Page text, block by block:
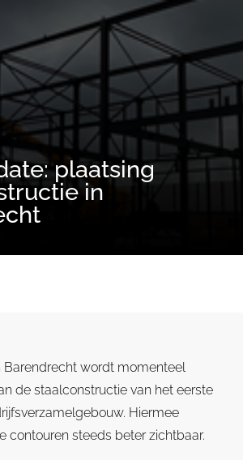
plaatsing
in
Barendrecht wordt momenteel
de staalconstructie van het eerste
Hiermee
contouren steeds beter zichtbaar.